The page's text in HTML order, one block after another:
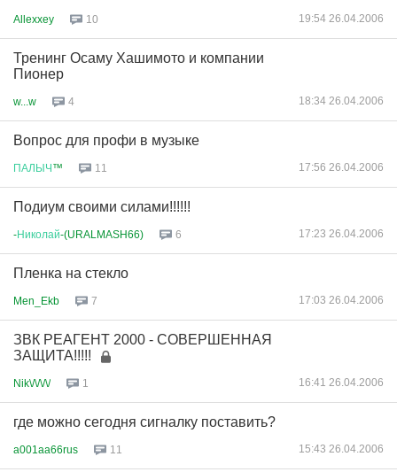
Allexxey 10 19:54 26.04.2006
Тренинг Осаму Хашимото и компании
Пионер
w...w 4 18:34 26.04.2006
Вопрос для профи в музыке
ПАЛЫЧ™ 11 17:56 26.04.2006
Подиум своими силами!!!!!!
-Николай-(URALMASH66) 6 17:23 26.04.2006
Пленка на стекло
Men_Ekb 7 17:03 26.04.2006
ЗВК РЕАГЕНТ 2000 - СОВЕРШЕННАЯ
ЗАЩИТА!!!!!
Nik\/\/\/\/ 1 16:41 26.04.2006
где можно сегодня сигналку поставить?
a001aa66rus 11 15:43 26.04.2006